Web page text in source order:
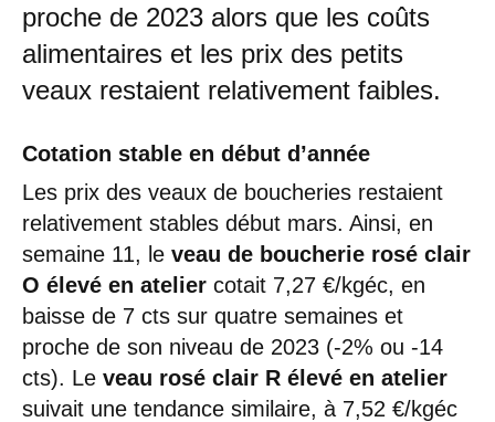
proche de 2023 alors que les coûts
alimentaires et les prix des petits
veaux restaient relativement faibles.
Cotation stable en début d’année
Les prix des veaux de boucheries restaient
relativement stables début mars. Ainsi, en
semaine 11, le veau de boucherie rosé clair
O élevé en atelier cotait 7,27 €/kgéc, en
baisse de 7 cts sur quatre semaines et
proche de son niveau de 2023 (-2% ou -14
cts). Le veau rosé clair R élevé en atelier
suivait une tendance similaire, à 7,52 €/kgéc